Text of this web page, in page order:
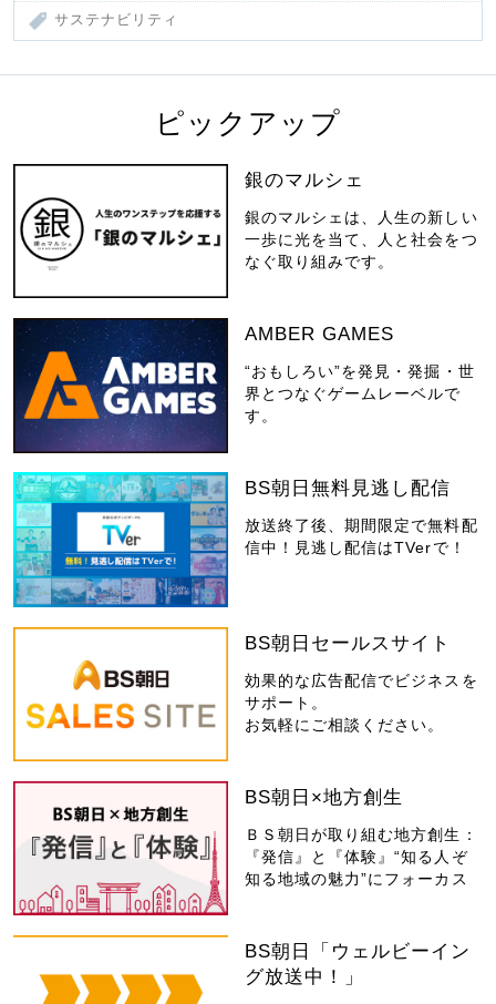
サステナビリティ
ピックアップ
銀のマルシェ
銀のマルシェは、人生の新しい
一歩に光を当て、人と社会をつ
なぐ取り組みです。
AMBER GAMES
“おもしろい”を発見・発掘・世
界とつなぐゲームレーベルで
す。
BS朝日無料見逃し配信
放送終了後、期間限定で無料配
信中！見逃し配信はTVerで！
BS朝日セールスサイト
効果的な広告配信でビジネスを
サポート。
お気軽にご相談ください。
BS朝日×地方創生
ＢＳ朝日が取り組む地方創生：
『発信』と『体験』“知る人ぞ
知る地域の魅力”にフォーカス
BS朝日「ウェルビーイン
グ放送中！」